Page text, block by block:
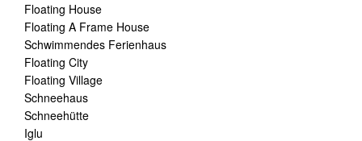
Floating House
Floating A Frame House
Schwimmendes Ferienhaus
Floating City
Floating Village
Schneehaus
Schneehütte
Iglu